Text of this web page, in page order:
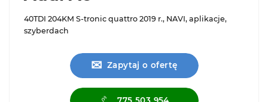
40TDI 204KM S-tronic quattro 2019 r., NAVI, aplikacje,
szyberdach
✉ Zapytaj o ofertę